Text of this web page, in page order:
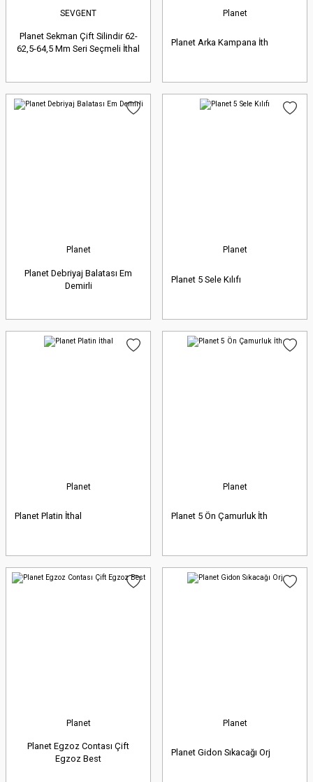
SEVGENT
Planet Sekman Çift Silindir 62-
62,5-64,5 Mm Seri Seçmeli İthal
Planet
Planet Arka Kampana İth
Planet
Planet Debriyaj Balatası Em
Demirli
Planet
Planet 5 Sele Kılıfı
Planet
Planet Platin İthal
Planet
Planet 5 Ön Çamurluk İth
Planet
Planet Egzoz Contası Çift
Egzoz Best
Planet
Planet Gidon Sıkacağı Orj